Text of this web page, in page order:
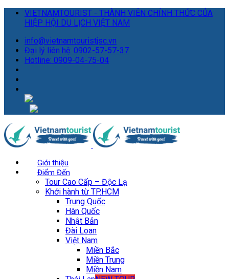
VIETNAMTOURIST - THÀNH VIÊN CHÍNH THỨC CỦA
HIỆP HỘI DU LỊCH VIỆT NAM
info@vietnamtouristjsc.vn
Đại lý liên hệ: 0902-57-57-37
Hotline: 0909-04-75-04
Giới thiệu
Điểm Đến
Tour Cao Cấp – Độc Lạ
Khởi hành từ TP.HCM
Trung Quốc
Hàn Quốc
Nhật Bản
Đài Loan
Việt Nam
Miền Bắc
Miền Trung
Miền Nam